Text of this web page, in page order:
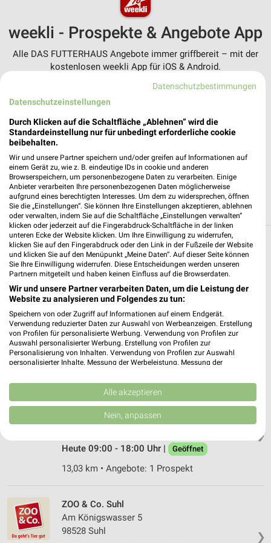
weekli - Prospekte & Angebote App
Alle DAS FUTTERHAUS Angebote immer griffbereit – mit der
kostenlosen weekli App für iOS & Android.
Standortgenaue Angebote
✔Folge deinem Lieblingshändler
✔Push-Benachrichtigungen bei neuen Prospekten
✔Einkaufsliste - Einkauf stressfrei planen
JETZT LADEN UND SPAREN!
Zoohandlungen Filialen in der Umgebung
3 Filialen
Fressnapf XL Coburg
Niorter Straße 12
96450 Coburg
Heute 09:00 - 18:00 Uhr | Geöffnet
4,45 km • Angebote: 1 Prospekt
❯
Fressnapf Lichtenfels
Heute 09:00 - 18:00 Uhr |
Geöffnet
13,03 km • Angebote: 1 Prospekt
❯
ZOO & Co. Suhl
Am Königswasser 5
98528 Suhl
Datenschutzbestimmungen
Datenschutzeinstellungen
Durch Klicken auf die Schaltfläche „Ablehnen“ wird die
Standardeinstellung nur für unbedingt erforderliche cookie
beibehalten.
Wir und unsere Partner speichern und/oder greifen auf Informationen auf
einem Gerät zu, wie z. B. eindeutige IDs in cookie und anderen
Browserspeichern, um personenbezogene Daten zu verarbeiten. Einige
Anbieter verarbeiten Ihre personenbezogenen Daten möglicherweise
aufgrund eines berechtigten Interesses. Um dem zu widersprechen, öffnen
Sie die „Einstellungen“. Sie können Ihre Einstellungen akzeptieren, ablehnen
oder verwalten, indem Sie auf die Schaltfläche „Einstellungen verwalten“
klicken oder jederzeit auf die Fingerabdruck-Schaltfläche in der linken
unteren Ecke der Website klicken. Um Ihre Einwilligung zu widerrufen,
klicken Sie auf den Fingerabdruck oder den Link in der Fußzeile der Website
und klicken Sie auf den Menüpunkt „Meine Daten“. Auf dieser Seite können
Sie Ihre Einwilligung widerrufen. Diese Entscheidungen werden unseren
Partnern mitgeteilt und haben keinen Einfluss auf die Browserdaten.
Wir und unsere Partner verarbeiten Daten, um die Leistung der
Website zu analysieren und Folgendes zu tun:
Speichern von oder Zugriff auf Informationen auf einem Endgerät.
Verwendung reduzierter Daten zur Auswahl von Werbeanzeigen. Erstellung
von Profilen für personalisierte Werbung. Verwendung von Profilen zur
Auswahl personalisierter Werbung. Erstellung von Profilen zur
Personalisierung von Inhalten. Verwendung von Profilen zur Auswahl
personalisierter Inhalte. Messung der Werbeleistung. Messung der
Kombinationen von Daten aus verschiedenen Quellen. Entwicklung und
Verbesserung der Angebote. Verwendung reduzierter Daten zur Auswahl
von Inhalten.
Daten können außerhalb der Europäischen Union weitergegeben und in die
USA gesendet werden.
Website/App.
Wir nutzen Ihre Daten für folgende Zwecke:
Speichern von oder Zugriff auf Informationen
auf einem Endgerät
Alle akzeptieren
Nein, anpassen